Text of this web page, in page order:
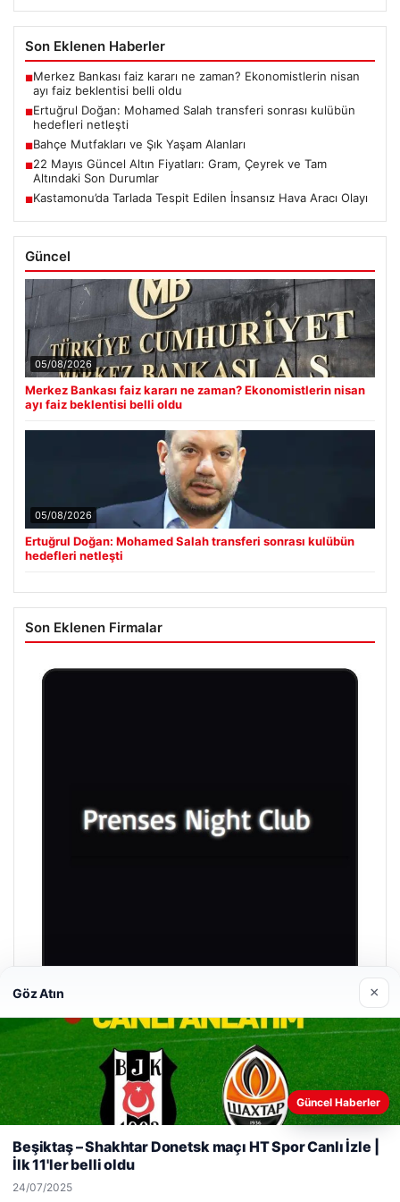
Son Eklenen Haberler
■Merkez Bankası faiz kararı ne zaman? Ekonomistlerin nisan
ayı faiz beklentisi belli oldu
■Ertuğrul Doğan: Mohamed Salah transferi sonrası kulübün
hedefleri netleşti
■Bahçe Mutfakları ve Şık Yaşam Alanları
■22 Mayıs Güncel Altın Fiyatları: Gram, Çeyrek ve Tam
Altındaki Son Durumlar
■Kastamonu’da Tarlada Tespit Edilen İnsansız Hava Aracı Olayı
Güncel
05/08/2026
Merkez Bankası faiz kararı ne zaman? Ekonomistlerin nisan
ayı faiz beklentisi belli oldu
05/08/2026
Ertuğrul Doğan: Mohamed Salah transferi sonrası kulübün
hedefleri netleşti
Son Eklenen Firmalar
Prenses Night Club
29/04/2026
© 2026 Haber Gör
Web sitemizi nasıl kullandığınızı daha iyi anlayabilmek,
kullanıyoruz.Çerez Politikamız
Göz Atın ×
Güncel Haberler
Beşiktaş – Shakhtar Donetsk maçı HT Spor Canlı İzle |
İlk 11'ler belli oldu
24/07/2025